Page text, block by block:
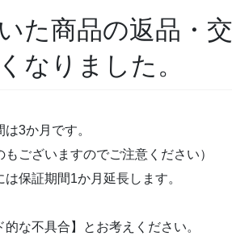
た商品の返品・
なりました。
3か月です。
ございますのでご注意ください）
保証期間1か月延長します。
な不具合】とお考えください。